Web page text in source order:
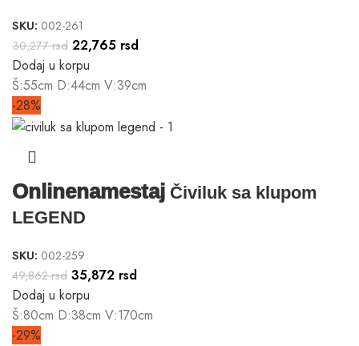
SKU: 002-261
30,277rsd 22,765 rsd
Dodaj u korpu
Š:55cm D:44cm V:39cm
-28%
Onlinenamestaj Čiviluk sa klupom
LEGEND
SKU: 002-259
49,862rsd 35,872 rsd
Dodaj u korpu
Š:80cm D:38cm V:170cm
-29%